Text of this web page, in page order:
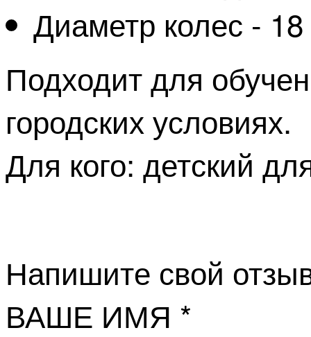
Диаметр колес -
Подходит для
городских условиях.
Для кого: детский
Напишите свой
ВАШЕ ИМЯ *